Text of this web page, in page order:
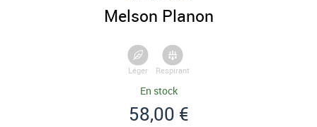
Melson Planon
Léger Respirant
En stock
58,00 €